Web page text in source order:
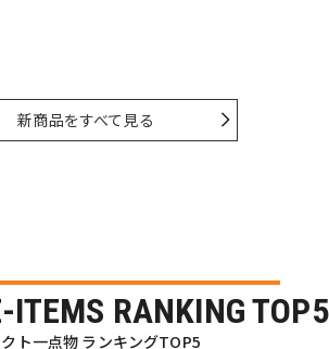
新商品をすべて見る
ITEMS RANKING TOP5
ト一点物 ランキングTOP5